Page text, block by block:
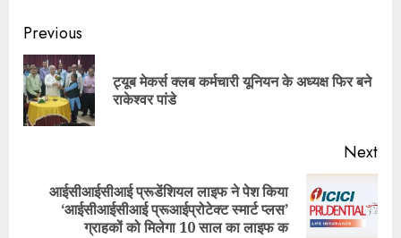
Continue
Reading
Previous
ट्यूब मेकर्स क्लब कर्मचारी यूनियन के अध्यक्ष फिर बने
राकेश्वर पांडे
Next
Next
आईसीआईसीआई प्रूडेंशियल लाइफ ने पेश किया
‘आईसीआईसीआई प्रूआईप्रोटेक्ट स्मार्ट प्लस’
ग्राहकों को मिलेगा 10 साल का लाइफ क